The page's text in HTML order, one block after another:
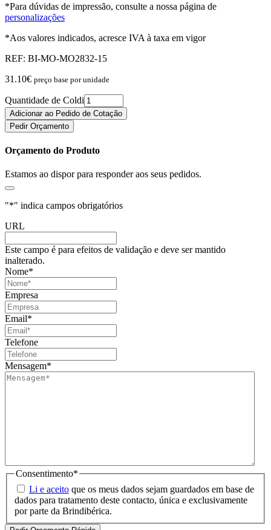
*Para dúvidas de impressão, consulte a nossa página de
personalizações
*Aos valores indicados, acresce IVA à taxa em vigor
REF: BI-MO-MO2832-15
31.10€ preço base por unidade
Quantidade de Coldi
Adicionar ao Pedido de Cotação
Pedir Orçamento
Orçamento do Produto
Estamos ao dispor para responder aos seus pedidos.
"*" indica campos obrigatórios
URL
Este campo é para efeitos de validação e deve ser mantido
inalterado.
Nome*
Empresa
Email*
Telefone
Mensagem*
Consentimento*
Li e aceito que os meus dados sejam guardados em base de
dados para tratamento deste contacto, única e exclusivamente
por parte da Brindibérica.